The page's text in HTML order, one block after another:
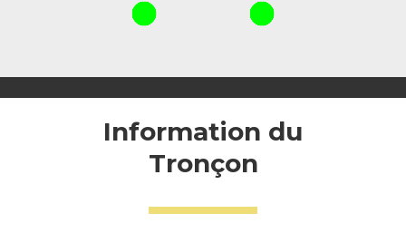
Information du
Tronçon